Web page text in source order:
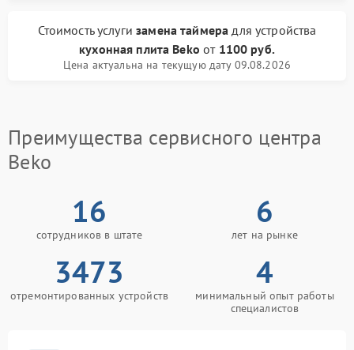
Стоимость услугизамена таймера для устройства
кухонная плита Beko от 1100 руб.
Цена актуальна на текущую дату 09.08.2026
Преимущества сервисного центра
Beko
16
сотрудников в штате
6
лет на рынке
3473
отремонтированных устройств
4
минимальный опыт работы
специалистов